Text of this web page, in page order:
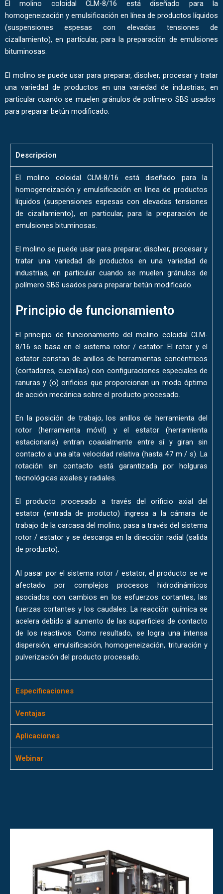
El molino coloidal CLM-8/16 está diseñado para la
homogeneización y emulsificación en línea de productos líquidos
(suspensiones espesas con elevadas tensiones de
cizallamiento), en particular, para la preparación de emulsiones
bituminosas.
El molino se puede usar para preparar, disolver, procesar y tratar
una variedad de productos en una variedad de industrias, en
particular cuando se muelen gránulos de polímero SBS usados ​​
para preparar betún modificado.
Descripcion
El molino coloidal CLM-8/16 está diseñado para la
homogeneización y emulsificación en línea de productos
líquidos (suspensiones espesas con elevadas tensiones
de cizallamiento), en particular, para la preparación de
emulsiones bituminosas.
El molino se puede usar para preparar, disolver, procesar y
tratar una variedad de productos en una variedad de
industrias, en particular cuando se muelen gránulos de
polímero SBS usados ​​para preparar betún modificado.
Principio de funcionamiento
El principio de funcionamiento del molino coloidal CLM-
8/16 se basa en el sistema rotor / estator. El rotor y el
estator constan de anillos de herramientas concéntricos
(cortadores, cuchillas) con configuraciones especiales de
ranuras y (o) orificios que proporcionan un modo óptimo
de acción mecánica sobre el producto procesado.
En la posición de trabajo, los anillos de herramienta del
rotor (herramienta móvil) y el estator (herramienta
estacionaria) entran coaxialmente entre sí y giran sin
contacto a una alta velocidad relativa (hasta 47 m / s). La
rotación sin contacto está garantizada por holguras
tecnológicas axiales y radiales.
El producto procesado a través del orificio axial del
estator (entrada de producto) ingresa a la cámara de
trabajo de la carcasa del molino, pasa a través del sistema
rotor / estator y se descarga en la dirección radial (salida
de producto).
Al pasar por el sistema rotor / estator, el producto se ve
afectado por complejos procesos hidrodinámicos
asociados con cambios en los esfuerzos cortantes, las
fuerzas cortantes y los caudales. La reacción química se
acelera debido al aumento de las superficies de contacto
de los reactivos. Como resultado, se logra una intensa
dispersión, emulsificación, homogeneización, trituración y
pulverización del producto procesado.
Especificaciones
Ventajas
Aplicaciones
Webinar